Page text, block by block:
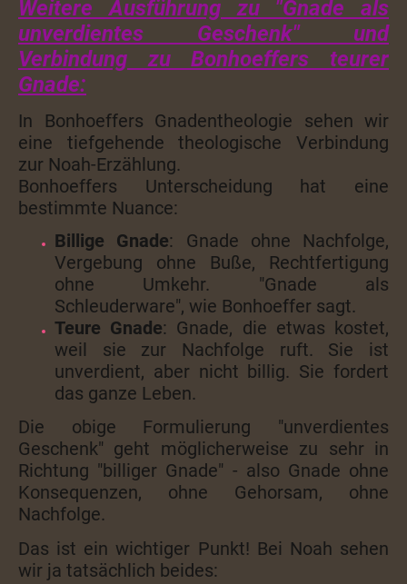
Weitere Ausführung zu "Gnade als
unverdientes Geschenk" und
Verbindung zu Bonhoeffers teurer
Gnade:
In Bonhoeffers Gnadentheologie sehen wir
eine tiefgehende theologische Verbindung
zur Noah-Erzählung.
Bonhoeffers Unterscheidung hat eine
bestimmte Nuance:
Billige Gnade: Gnade ohne Nachfolge,
Vergebung ohne Buße, Rechtfertigung
ohne Umkehr. "Gnade als
Schleuderware", wie Bonhoeffer sagt.
Teure Gnade: Gnade, die etwas kostet,
weil sie zur Nachfolge ruft. Sie ist
unverdient, aber nicht billig. Sie fordert
das ganze Leben.
Die obige Formulierung "unverdientes
Geschenk" geht möglicherweise zu sehr in
Richtung "billiger Gnade" - also Gnade ohne
Konsequenzen, ohne Gehorsam, ohne
Nachfolge.
Das ist ein wichtiger Punkt! Bei Noah sehen
wir ja tatsächlich beides: